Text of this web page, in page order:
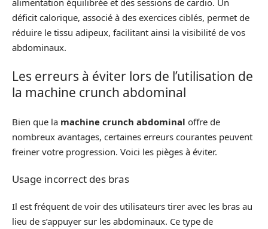
déficit calorique, associé à des exercices ciblés, permet de
réduire le tissu adipeux, facilitant ainsi la visibilité de vos
abdominaux.
Les erreurs à éviter lors de l’utilisation de
la machine crunch abdominal
Bien que la machine crunch abdominal offre de
nombreux avantages, certaines erreurs courantes peuvent
freiner votre progression. Voici les pièges à éviter.
Usage incorrect des bras
Il est fréquent de voir des utilisateurs tirer avec les bras au
lieu de s’appuyer sur les abdominaux. Ce type de